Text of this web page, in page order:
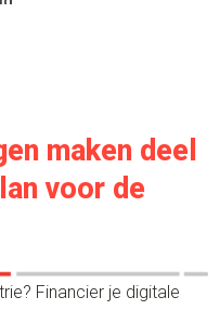
maken deel
voor de
Financier je digitale